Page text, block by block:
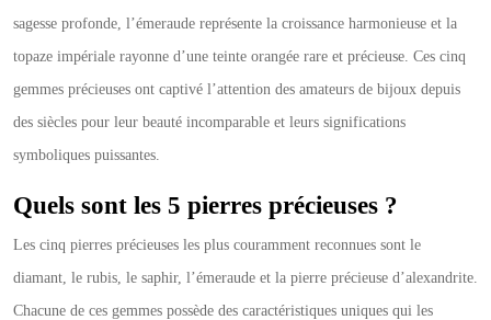
sagesse profonde, l’émeraude représente la croissance harmonieuse et la
topaze impériale rayonne d’une teinte orangée rare et précieuse. Ces cinq
gemmes précieuses ont captivé l’attention des amateurs de bijoux depuis
des siècles pour leur beauté incomparable et leurs significations
symboliques puissantes.
Quels sont les 5 pierres précieuses ?
Les cinq pierres précieuses les plus couramment reconnues sont le
diamant, le rubis, le saphir, l’émeraude et la pierre précieuse d’alexandrite.
Chacune de ces gemmes possède des caractéristiques uniques qui les